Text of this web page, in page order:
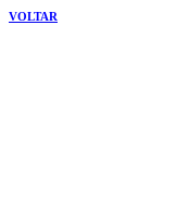
VOLTAR